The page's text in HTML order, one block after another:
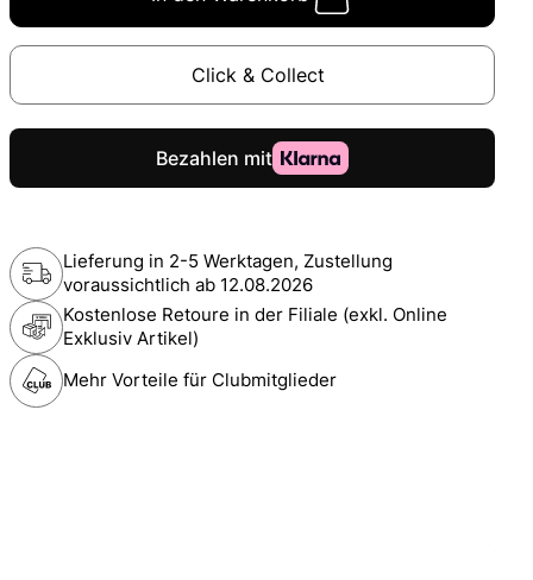
Click & Collect
Lieferung in 2-5 Werktagen, Zustellung
voraussichtlich ab 12.08.2026
Kostenlose Retoure in der Filiale (exkl. Online
Exklusiv Artikel)
Mehr Vorteile für Clubmitglieder